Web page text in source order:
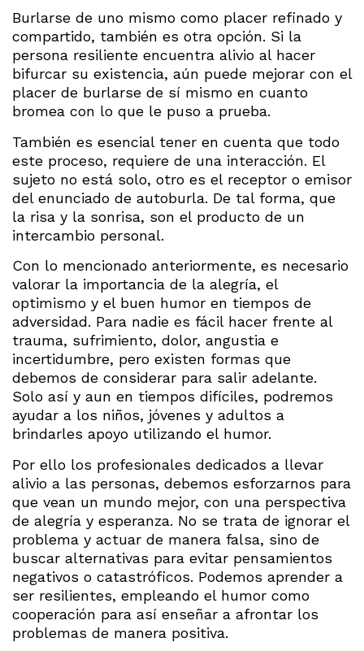
Burlarse de uno mismo como placer refinado y
compartido, también es otra opción. Si la
persona resiliente encuentra alivio al hacer
bifurcar su existencia, aún puede mejorar con el
placer de burlarse de sí mismo en cuanto
bromea con lo que le puso a prueba.
También es esencial tener en cuenta que todo
este proceso, requiere de una interacción. El
sujeto no está solo, otro es el receptor o emisor
del enunciado de autoburla. De tal forma, que
la risa y la sonrisa, son el producto de un
intercambio personal.
Con lo mencionado anteriormente, es necesario
valorar la importancia de la alegría, el
optimismo y el buen humor en tiempos de
adversidad. Para nadie es fácil hacer frente al
trauma, sufrimiento, dolor, angustia e
incertidumbre, pero existen formas que
debemos de considerar para salir adelante.
Solo así y aun en tiempos difíciles, podremos
ayudar a los niños, jóvenes y adultos a
brindarles apoyo utilizando el humor.
Por ello los profesionales dedicados a llevar
alivio a las personas, debemos esforzarnos para
que vean un mundo mejor, con una perspectiva
de alegría y esperanza. No se trata de ignorar el
problema y actuar de manera falsa, sino de
buscar alternativas para evitar pensamientos
negativos o catastróficos. Podemos aprender a
ser resilientes, empleando el humor como
cooperación para así enseñar a afrontar los
problemas de manera positiva.